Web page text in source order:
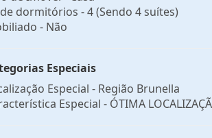
de dormitórios - 4 (Sendo 4 suítes)
- Não
Especiais
Especial - Região Brunella
Especial - ÓTIMA